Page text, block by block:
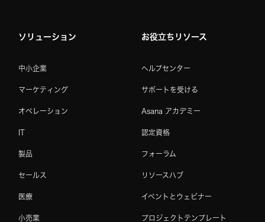
ソリューション
中小企業
マーケティング
オペレーション
IT
製品
セールス
医療
小売業
お役立ちリソース
ヘルプセンター
サポートを受ける
Asana アカデミー
認定資格
フォーラム
リソースハブ
イベントとウェビナー
プロジェクトテンプレート